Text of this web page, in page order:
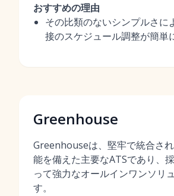
おすすめの理由
その比類のないシンプルさに
接のスケジュール調整が簡単
Greenhouse
Greenhouseは、堅牢で統合さ
能を備えた主要なATSであり、
って強力なオールインワンソリ
す。